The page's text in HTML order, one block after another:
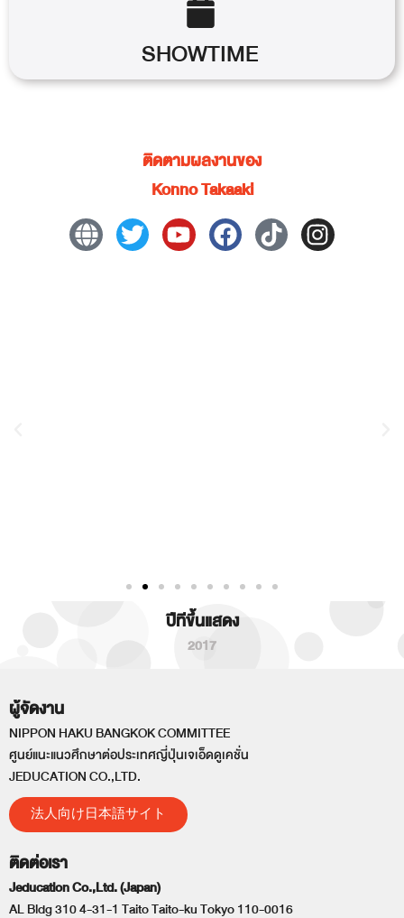
SHOWTIME
ติดตามผลงานของ
Konno Takaaki
ปีทีขึ้นแสดง
2017
ผู้จัดงาน
NIPPON HAKU BANGKOK COMMITTEE
ศูนย์แนะแนวศึกษาต่อประเทศญี่ปุ่นเจเอ็ดดูเคชั่น
JEDUCATION CO.,LTD.
法人向け日本語サイト
ติดต่อเรา
Jeducation Co.,Ltd. (Japan)
AL Bldg 310 4-31-1 Taito Taito-ku Tokyo 110-0016